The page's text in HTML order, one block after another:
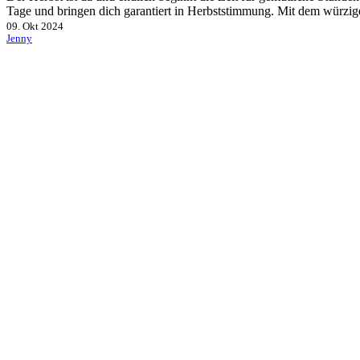
Tage und bringen dich garantiert in Herbststimmung. Mit dem
09. Okt 2024
Jenny